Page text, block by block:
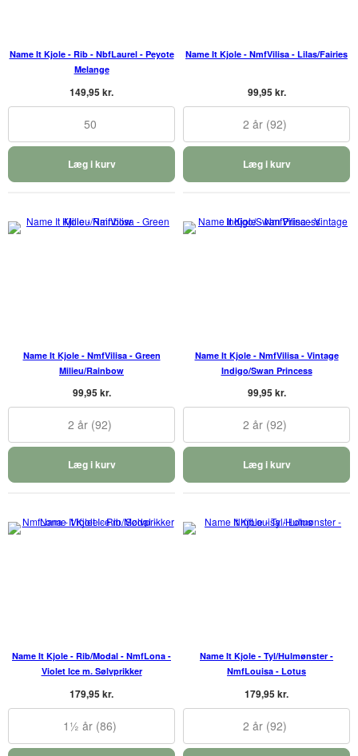
Name It Kjole - Rib - NbfLaurel - Peyote
Melange
149,95 kr.
50
Læg i kurv
Name It Kjole - NmfVilisa - Lilas/Fairies
99,95 kr.
2 år (92)
Læg i kurv
Name It Kjole - NmfVilisa - Green
Milieu/Rainbow
99,95 kr.
2 år (92)
Læg i kurv
Name It Kjole - NmfVilisa - Vintage
Indigo/Swan Princess
99,95 kr.
2 år (92)
Læg i kurv
Name It Kjole - Rib/Modal - NmfLona -
Violet Ice m. Sølvprikker
179,95 kr.
1½ år (86)
Name It Kjole - Tyl/Hulmønster -
NmfLouisa - Lotus
179,95 kr.
2 år (92)